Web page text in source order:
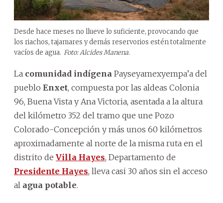
Desde hace meses no llueve lo suficiente, provocando que
los riachos, tajamares y demás reservorios estén totalmente
vacíos de agua. Foto: Alcides Manena.
La comunidad indígena Payseyamexyempa’a del
pueblo Enxet, compuesta por las aldeas Colonia
96, Buena Vista y Ana Victoria, asentada a la altura
del kilómetro 352 del tramo que une Pozo
Colorado-Concepción y más unos 60 kilómetros
aproximadamente al norte de la misma ruta en el
distrito de Villa Hayes, Departamento de
Presidente Hayes, lleva casi 30 años sin el acceso
al agua potable.